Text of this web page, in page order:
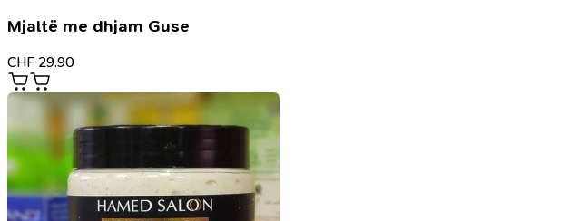
Mjaltë me dhjam Guse
CHF 29.90